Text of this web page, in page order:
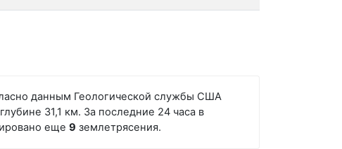
данным Геологической службы США
31,1 км. За последние 24 часа в
еще 9 землетрясения.